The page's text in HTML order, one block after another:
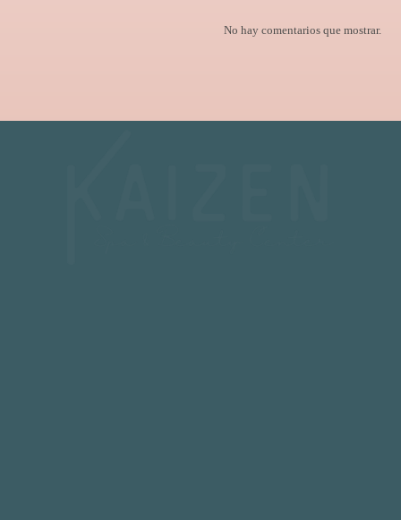
No hay comentarios que mostrar.